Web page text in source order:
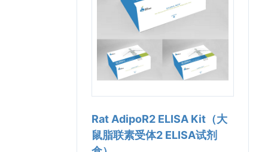
Rat AdipoR2 ELISA Kit（大
鼠脂联素受体2 ELISA试剂